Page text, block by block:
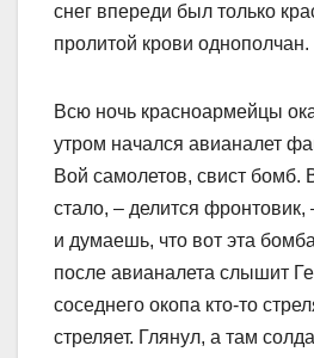
снег впереди был только
пролитой крови однополчан.
Всю ночь красноармейцы
утром начался авианалет
Вой самолетов, свист бомб.
стало, – делится
и думаешь, что вот эта
после авианалета слышит
соседнего окопа кто-то
стреляет. Глянул, а там